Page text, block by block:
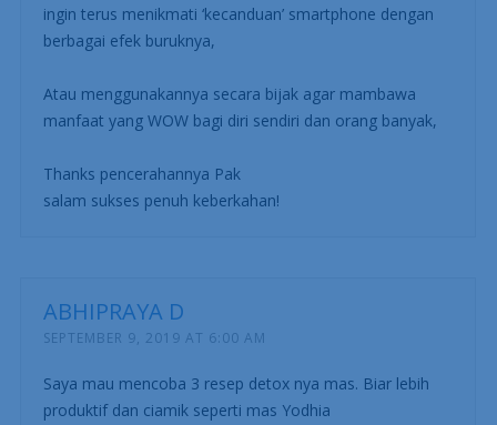
ingin terus menikmati ‘kecanduan’ smartphone dengan
berbagai efek buruknya,
Atau menggunakannya secara bijak agar mambawa
manfaat yang WOW bagi diri sendiri dan orang banyak,
Thanks pencerahannya Pak
salam sukses penuh keberkahan!
ABHIPRAYA D
SEPTEMBER 9, 2019 AT 6:00 AM
Saya mau mencoba 3 resep detox nya mas. Biar lebih
produktif dan ciamik seperti mas Yodhia